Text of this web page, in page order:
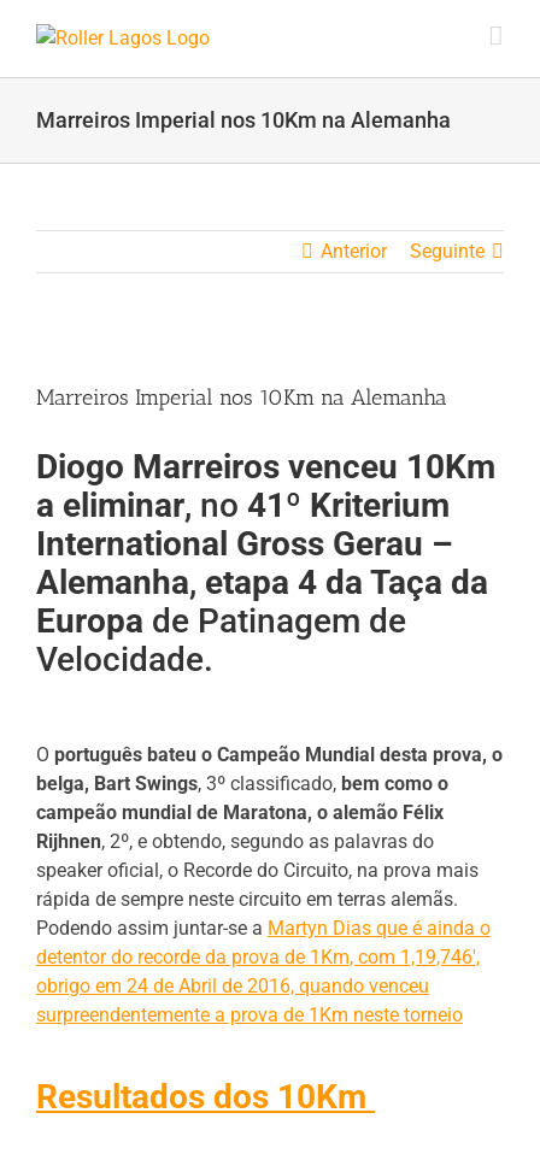
Marreiros Imperial nos 10Km na Alemanha
Anterior Seguinte
Larger
Marreiros Imperial nos 10Km na Alemanha
Diogo Marreiros venceu 10Km
a eliminar, no 41º Kriterium
International Gross Gerau –
Alemanha, etapa 4 da Taça da
Europa de Patinagem de
Velocidade.
O português bateu o Campeão Mundial desta prova, o
belga, Bart Swings, 3º classificado, bem como o
campeão mundial de Maratona, o alemão Félix
Rijhnen, 2º, e obtendo, segundo as palavras do
speaker oficial, o Recorde do Circuito, na prova mais
rápida de sempre neste circuito em terras alemãs.
Podendo assim juntar-se a Martyn Dias que é ainda o
detentor do recorde da prova de 1Km, com 1,19,746′,
obrigo em 24 de Abril de 2016, quando venceu
surpreendentemente a prova de 1Km neste torneio
Resultados dos 10Km